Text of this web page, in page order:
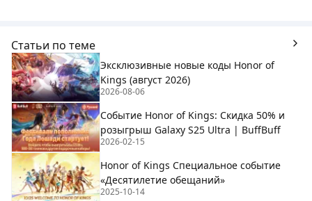
Статьи по теме
Эксклюзивные новые коды Honor of
Kings (август 2026)
2026-08-06
Событие Honor of Kings: Скидка 50% и
розыгрыш Galaxy S25 Ultra | BuffBuff
2026-02-15
Honor of Kings Специальное событие
«Десятилетие обещаний»
2025-10-14